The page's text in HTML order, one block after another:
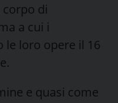
di
a cui i
le loro opere il 16
e quasi come